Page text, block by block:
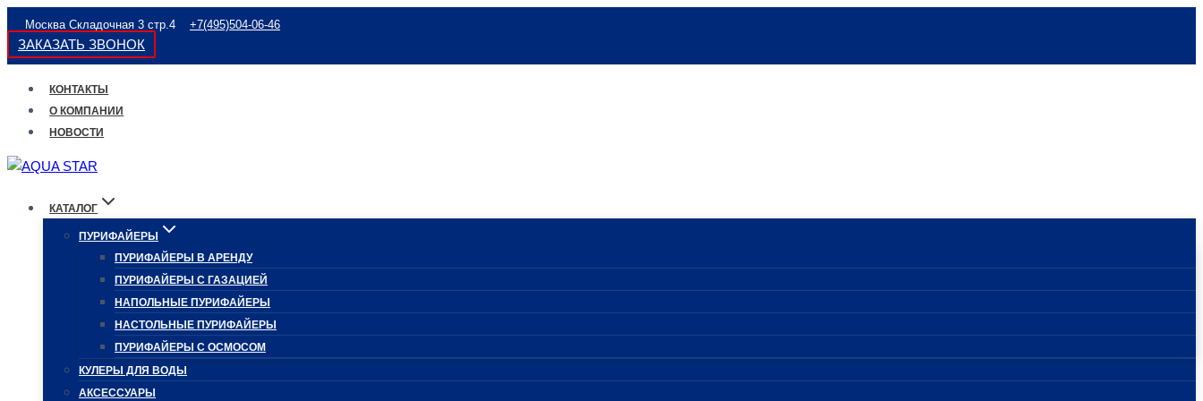
Перейти
содержимому
Москва Складочная 3 стр.4 +7(495)504-06-46
ЗАКАЗАТЬ ЗВОНОК
КОНТАКТЫ
О КОМПАНИИ
НОВОСТИ
КАТАЛОГ
ПУРИФАЙЕРЫ
ПУРИФАЙЕРЫ В АРЕНДУ
ПУРИФАЙЕРЫ С ГАЗАЦИЕЙ
НАПОЛЬНЫЕ ПУРИФАЙЕРЫ
НАСТОЛЬНЫЕ ПУРИФАЙЕРЫ
ПУРИФАЙЕРЫ С ОСМОСОМ
КУЛЕРЫ ДЛЯ ВОДЫ
АКСЕССУАРЫ